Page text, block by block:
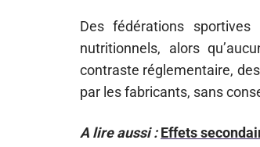
Des fédérations
nutritionnels, alors
contraste réglementaire,
par les fabricants, sans
A lire aussi : Effets